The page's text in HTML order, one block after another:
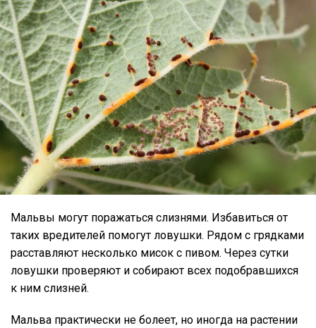
Мальвы могут поражаться слизнями. Избавиться от
таких вредителей помогут ловушки. Рядом с грядками
расставляют несколько мисок с пивом. Через сутки
ловушки проверяют и собирают всех подобравшихся
к ним слизней.
Мальва практически не болеет, но иногда на растении